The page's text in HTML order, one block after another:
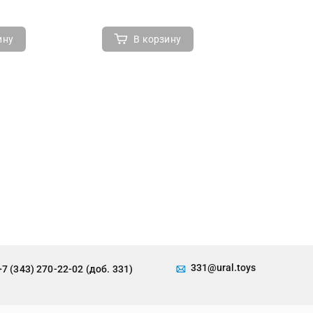
В корзину
(343) 270-22-02 (доб. 331) 331@ural.toys